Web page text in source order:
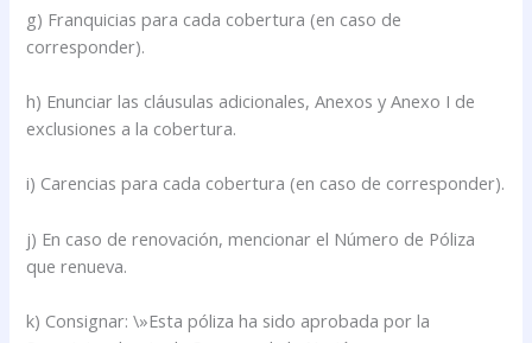
g) Franquicias para cada cobertura (en caso de
corresponder).
h) Enunciar las cláusulas adicionales, Anexos y Anexo I de
exclusiones a la cobertura.
i) Carencias para cada cobertura (en caso de corresponder).
j) En caso de renovación, mencionar el Número de Póliza
que renueva.
k) Consignar: \»Esta póliza ha sido aprobada por la